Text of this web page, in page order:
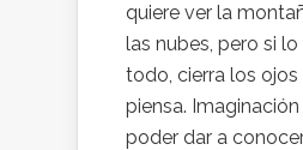
quiere ver la
las nubes, pero si
todo, cierra los ojos
piensa.
poder dar a